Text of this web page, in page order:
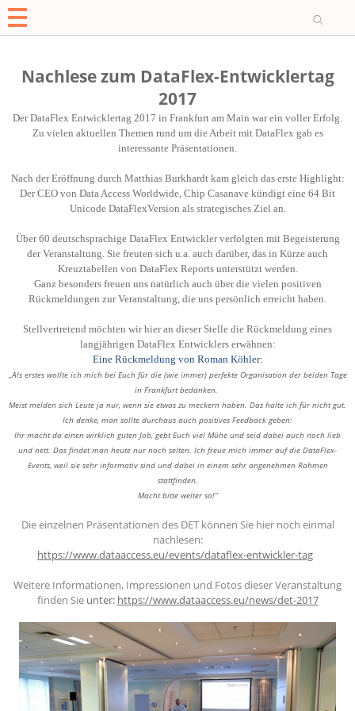
O
Nachlese zum DataFlex-Entwicklertag
2017
Der DataFlex Entwicklertag 2017 in Frankfurt am Main war ein voller Erfolg.
Zu vielen aktuellen Themen rund um die Arbeit mit DataFlex gab es
interessante Präsentationen.
Nach der Eröffnung durch Matthias Burkhardt kam gleich das erste Highlight:
Der CEO von Data Access Worldwide, Chip Casanave kündigt eine 64 Bit
Unicode DataFlexVersion als strategisches Ziel an.
Über 60 deutschsprachige DataFlex Entwickler verfolgten mit Begeisterung
der Veranstaltung. Sie freuten sich u.a. auch darüber, das in Kürze auch
Kreuztabellen von DataFlex Reports unterstützt werden.
Ganz besonders freuen uns natürlich auch über die vielen positiven
Rückmeldungen zur Veranstaltung, die uns persönlich erreicht haben.
Stellvertretend möchten wir hier an dieser Stelle die Rückmeldung eines
langjährigen DataFlex Entwicklers erwähnen:
Eine Rückmeldung von Roman Köhler:
„Als erstes wollte ich mich bei Euch für die (wie immer) perfekte Organisation der beiden Tage
in Frankfurt bedanken.
Meist melden sich Leute ja nur, wenn sie etwas zu meckern haben. Das halte ich für nicht gut.
Ich denke, man sollte durchaus auch positives Feedback geben:
Ihr macht da einen wirklich guten Job, gebt Euch viel Mühe und seid dabei auch noch lieb
und nett. Das findet man heute nur noch selten. Ich freue mich immer auf die DataFlex-
Events, weil sie sehr informativ sind und dabei in einem sehr angenehmen Rahmen
stattfinden.
Macht bitte weiter so!“
Die einzelnen Präsentationen des DET können Sie hier noch einmal
nachlesen:
https://www.dataaccess.eu/events/dataflex-entwickler-tag
Weitere Informationen, Impressionen und Fotos dieser Veranstaltung
finden Sieunter: https://www.dataaccess.eu/news/det-2017